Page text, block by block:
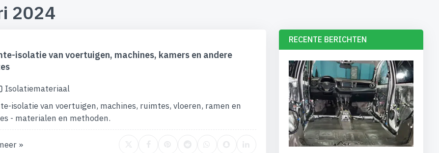
2024
isolatie van voertuigen, machines, kamers en andere
Isolatiemateriaal
isolatie van voertuigen, machines, ruimtes, vloeren, ramen en
- materialen en methoden.
»
RECENTE BERICHTEN